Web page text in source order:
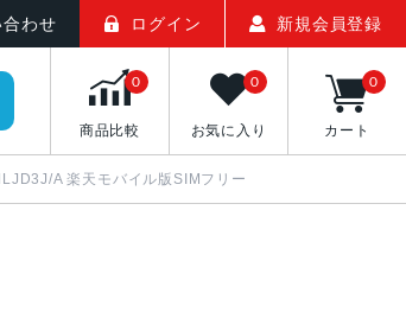
合わせ ログイン 新規会員登録
商品比較
0
お気に入り
0
カート
0
A 楽天モバイル版SIMフリー